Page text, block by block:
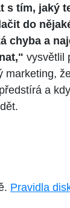
s tím, jaký
do
chyba a
vysvětlil
marketing,
a
Pravidla